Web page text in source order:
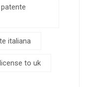
italiana
to uk